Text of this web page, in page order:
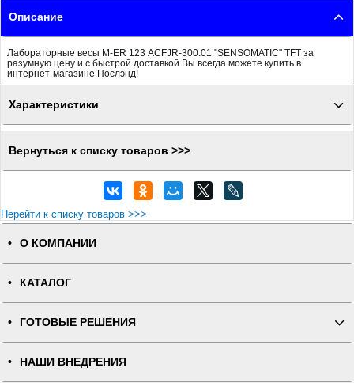
Описание
Лабораторные весы M-ER 123 АCFJR-300.01 "SENSOMATIC" TFT за
разумную цену и с быстрой доставкой Вы всегда можете купить в
интернет-магазине Послэнд!
Характеристики
Вернуться к списку товаров >>>
Перейти к списку товаров >>>
О КОМПАНИИ
КАТАЛОГ
ГОТОВЫЕ РЕШЕНИЯ
НАШИ ВНЕДРЕНИЯ